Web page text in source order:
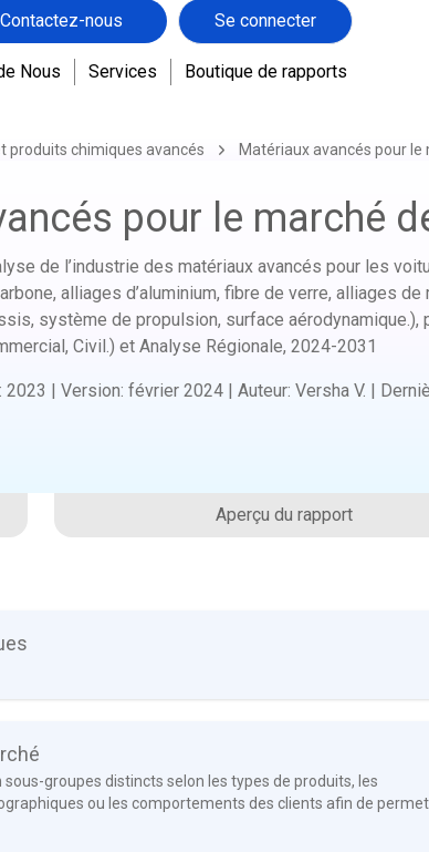
Contactez-nous Se connecter
Nous Services Boutique de rapports
produits chimiques avancés Matériaux avancés pour
pour le marché
de l’industrie des matériaux avancés pour les
alliages d’aluminium, fibre de verre, alliages de
système de propulsion, surface aérodynamique.),
Civil.) et Analyse Régionale, 2024-2031
: 2023 | Version: février 2024 | Auteur: Versha V. |
Aperçu du rapport
sous-groupes distincts selon les types de produits, les
ou les comportements des clients afin de